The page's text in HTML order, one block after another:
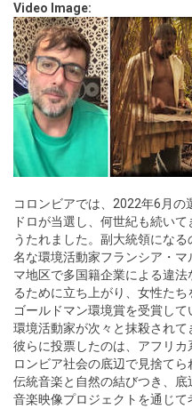
Video Image:
コロンビアでは、2022年6月
ドロが当選し、何世紀も続い
うたれました。副大統領にな
名な環境活動家フランシア・
マ地区で多国籍企業による違
るために立ち上がり、女性た
ゴールドマン環境賞を受賞し
環境活動家が次々と抹殺されて
彼らに投票したのは、アフリ
ロンビア社会の底辺で見捨て
伝統音楽と自然の結びつき、
音楽映像プロジェクトを通じて